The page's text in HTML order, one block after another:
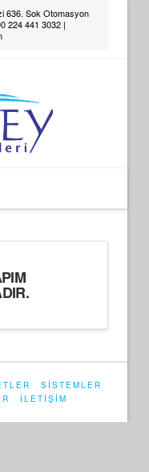
636. Sok Otomasyon
224 441 3032 |
SİSTEMLER
İLETİŞİM